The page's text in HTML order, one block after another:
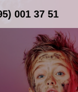
001 37 51